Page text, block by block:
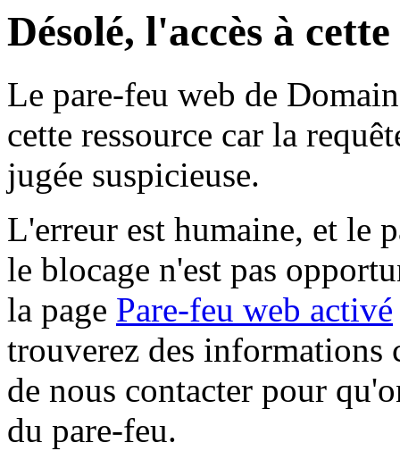
Désolé, l'accès à
Le pare-feu web de
cette ressource car la
jugée suspicieuse.
L'erreur est humaine, et le
le blocage n'est pas
la page Pare-feu web activé
trouverez des informations
de nous contacter pour
du pare-feu.